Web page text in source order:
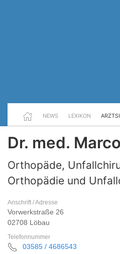
NEWS LEXIKON
Dr. med.
Orthopäde,
Orthopädie und
Anschrift / Adresse
Vorwerkstraße 26
02708 Löbau
Telefonnummer
03585 / 4686543